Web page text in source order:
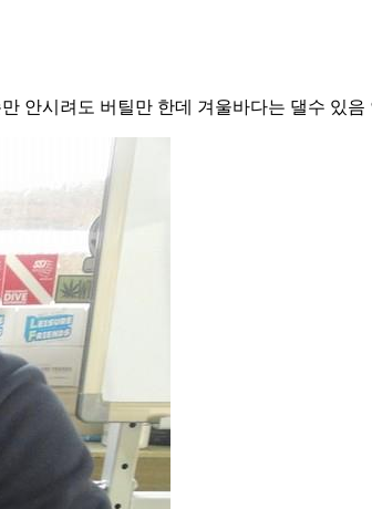
안시려도 버틸만 한데 겨울바다는 댈수 있음